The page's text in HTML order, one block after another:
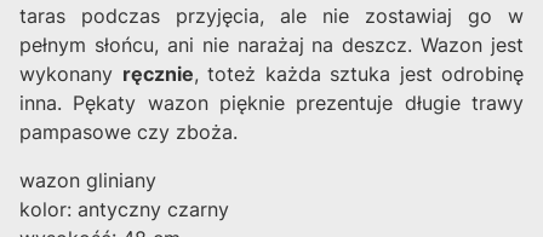
taras podczas przyjęcia, ale nie zostawiaj go w
pełnym słońcu, ani nie narażaj na deszcz. Wazon jest
wykonany ręcznie, toteż każda sztuka jest odrobinę
inna. Pękaty wazon pięknie prezentuje długie trawy
pampasowe czy zboża.
wazon gliniany
kolor: antyczny czarny